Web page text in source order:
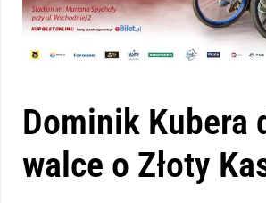
Dominik Kubera
walce o Złoty